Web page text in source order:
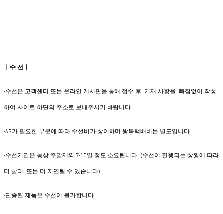
ㅣ수 선ㅣ
-수선은 고객센터 또는 온라인 게시판을 통해 접수 후, 기재 사항을 빠짐없이 작성
하여 사이트 하단의 주소로 보내주시기 바랍니다.
-AS가 필요한 부분에 따라 수선비가 상이하며 왕복택배비는 별도입니다.
-수선기간은 통상 주말제외 7-10일 정도 소요됩니다. (수선이 진행되는 상황에 따라
더 빨리, 또는 더 지연될 수 있습니다)
-단종된 제품은 수선이 불가합니다.